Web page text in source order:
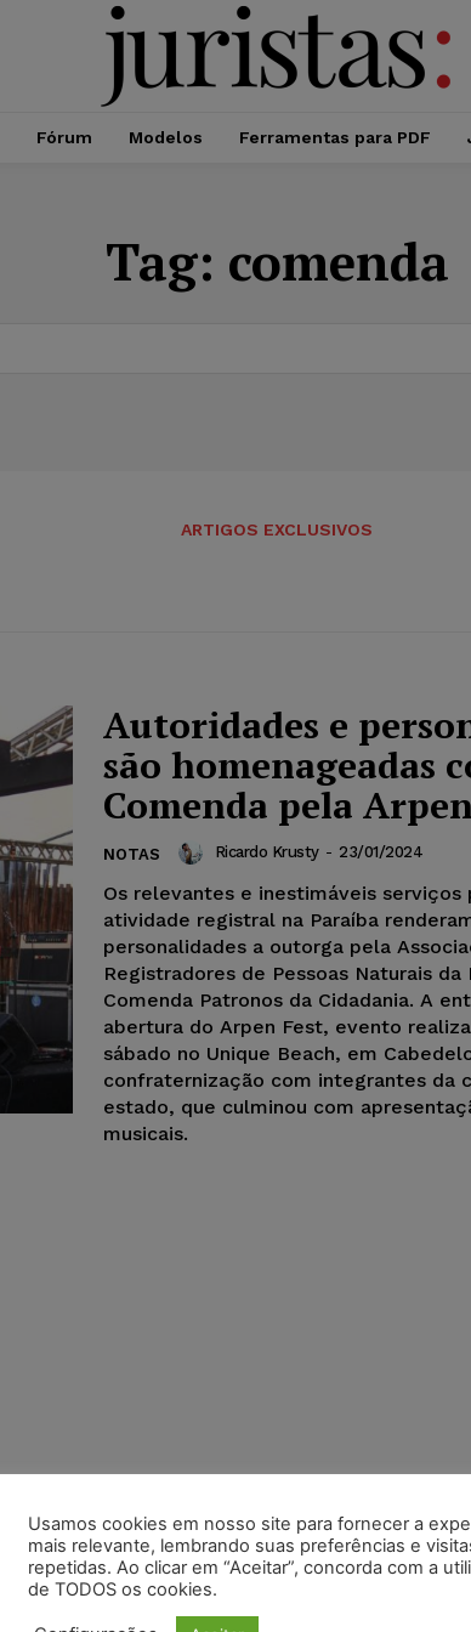
Fórum Modelos Ferramentas para PDF
Tag: comenda
ARTIGOS EXCLUSIVOS
Autoridades e
são homenageadas
Comenda pela
NOTAS Ricardo Krusty - 23/01/2024
Os relevantes e inestimáveis serviços
atividade registral na Paraíba
personalidades a outorga pela
Registradores de Pessoas Naturais
Comenda Patronos da Cidadania. A
abertura do Arpen Fest, evento
sábado no Unique Beach, em
confraternização com integrantes da
estado, que culminou com
musicais.
Usamos cookies em nosso site para fornecer a
mais relevante, lembrando suas preferências e
repetidas. Ao clicar em “Aceitar”, concorda com a
de TODOS os cookies.